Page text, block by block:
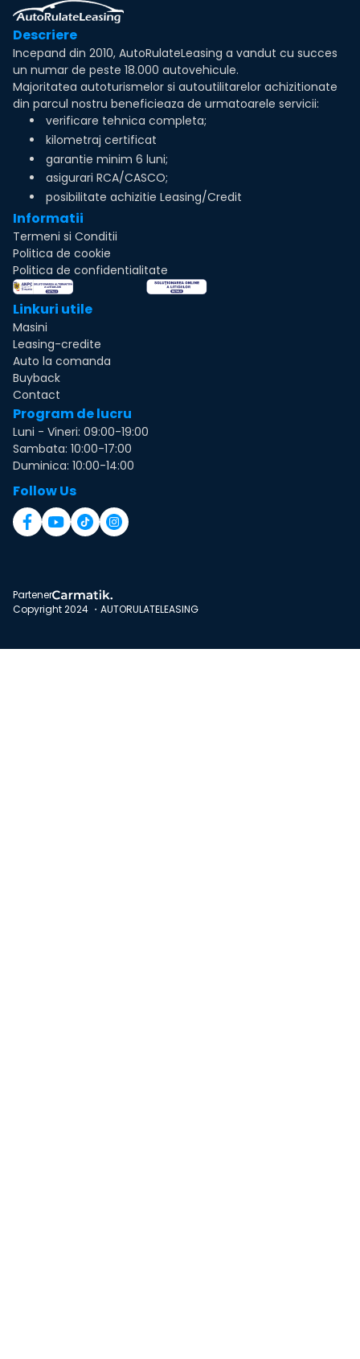
Descriere
Incepand din 2010, AutoRulateLeasing a vandut cu succes
un numar de peste 18.000 autovehicule.
Majoritatea autoturismelor si autoutilitarelor achizitionate
din parcul nostru beneficieaza de urmatoarele servicii:
verificare tehnica completa;
kilometraj certificat
garantie minim 6 luni;
asigurari RCA/CASCO;
posibilitate achizitie Leasing/Credit
Informatii
Termeni si Conditii
Politica de cookie
Politica de confidentialitate
Linkuri utile
Masini
Leasing-credite
Auto la comanda
Buyback
Contact
Program de lucru
Luni - Vineri: 09:00-19:00
Sambata: 10:00-17:00
Duminica: 10:00-14:00
Follow Us
Partener
Copyright 2024 ・AUTORULATELEASING